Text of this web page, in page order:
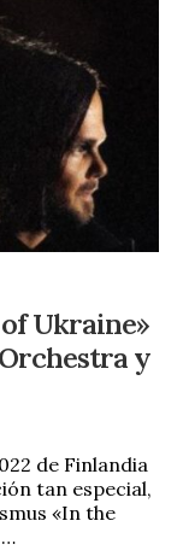
Ukraine»
y
de Finlandia
tan especial,
«In the
…